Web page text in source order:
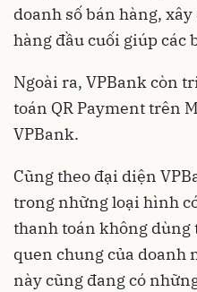
doanh số bán hàng,
hàng đầu cuối giúp các
Ngoài ra, VPBank còn
toán QR Payment trên
VPBank.
Cũng theo đại diện
trong những loại hình
thanh toán không dùng
quen chung của doanh
này cũng đang có